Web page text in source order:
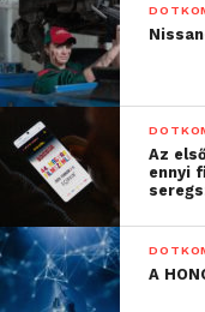
A Red Team nincs
technológiát
azokra
hallucinációkra
kártékony, sértő,
generáljanak,
támaszkodva.
egy problémát,
Measurement
adott probléma
Az
ennyi
A